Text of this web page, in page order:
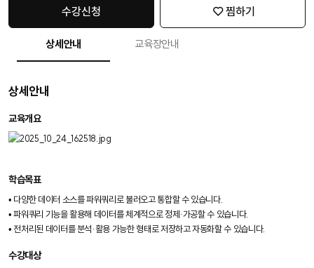
수강신청 찜하기
상세안내 교육장안내
상세안내
교육개요
학습목표
• 다양한 데이터 소스를 파워쿼리로 불러오고 통합할 수 있습니다.
• 파워쿼리 기능을 활용해 데이터를 체계적으로 정제·가공할 수 있습니다.
• 전처리된 데이터를 분석·활용 가능한 형태로 저장하고 자동화할 수 있습니다.
수강대상